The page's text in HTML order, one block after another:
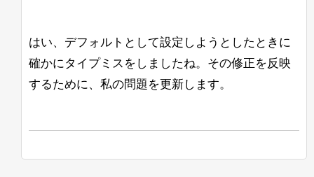
はい、デフォルトとして設定しようとしたときに
確かにタイプミスをしましたね。その修正を反映
するために、私の問題を更新します。